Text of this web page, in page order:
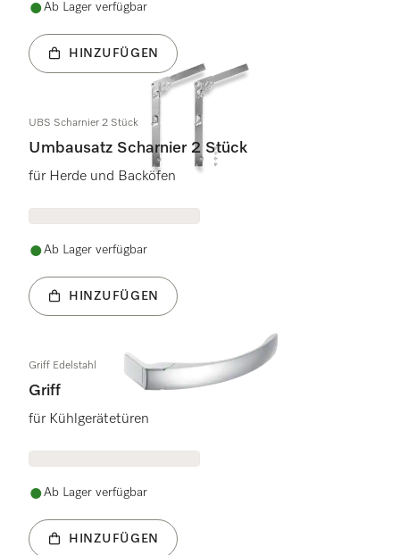
Ab Lager verfügbar
HINZUFÜGEN
UBS Scharnier 2 Stück
Umbausatz Scharnier 2 Stück
für Herde und Backöfen
Ab Lager verfügbar
HINZUFÜGEN
Griff Edelstahl
Griff
für Kühlgerätetüren
Ab Lager verfügbar
HINZUFÜGEN